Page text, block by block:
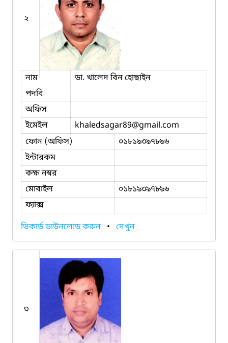
২
নাম
ডা. খালেদ বিন হোছাইন
পদবি
অফিস
ইমেইল
khaledsagar89@gmail.com
ফোন (অফিস)
০১৮১৯৩৯৭৮৯৬
ইন্টারকম
কক্ষ নম্বর
মোবাইল
০১৮১৯৩৯৭৮৯৬
ফ্যাক্স
ভিকার্ড ডাউনলোড করুন • দেখুন
৩